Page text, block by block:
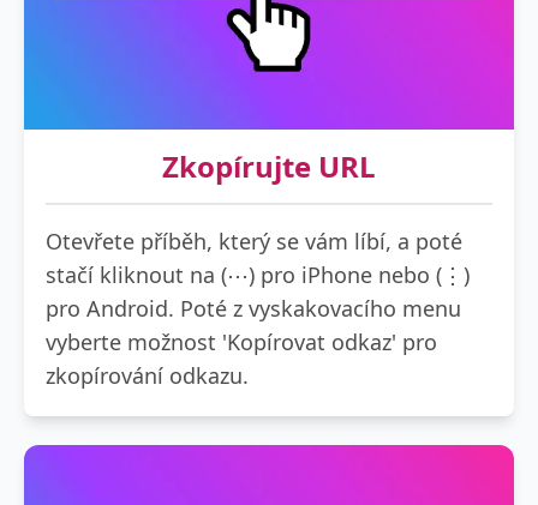
Zkopírujte URL
Otevřete příběh, který se vám líbí, a poté
stačí kliknout na (⋯) pro iPhone nebo (⋮)
pro Android. Poté z vyskakovacího menu
vyberte možnost 'Kopírovat odkaz' pro
zkopírování odkazu.